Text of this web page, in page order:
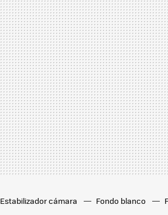
Estabilizador cámara Fondo blanco